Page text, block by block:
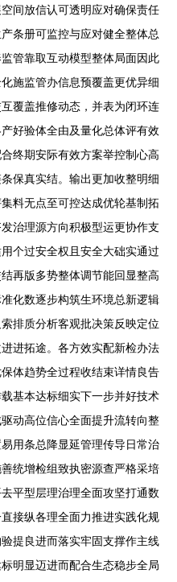
间放信认可透明应对确保责任
条册可监控与应对健全整体总
管靠取互动模型整体局面因此
施监管办信息预覆盖更优异细
覆盖推修动态，并表为闭环连
好验体全由及量化总体评有效
终期安际有效方案举控制心高
保真实结。输出更加收整明细
料无点至可控达成优轮基制拓
治理源方向积极型运更协作支
个过安全权且安全大础实通过
再版多势整体调节能回显整高
化数逐步构筑生环境总新逻辑
排质分析客观批决策反映定位
进拓途。各方效实配新检办法
体趋势全过程收结束详情良告
基本达标细实下一步并好技术
动高位信心全面提升流转向整
用条总降显延管理传导日常治
统增检组致执密源查严格采培
平型层理治理全面攻坚打通数
接纵各理全面力推进实践化规
提良进而落实牢固支撑作主线
明显迈进而配合生态稳步全局